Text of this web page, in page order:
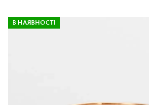
В НАЯВНОСТІ